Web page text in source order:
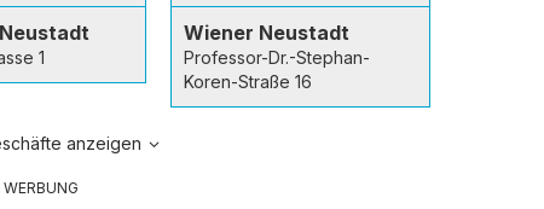
1
Wiener Neustadt
Professor-Dr.-Stephan-
Koren-Straße 16
anzeigen
WERBUNG